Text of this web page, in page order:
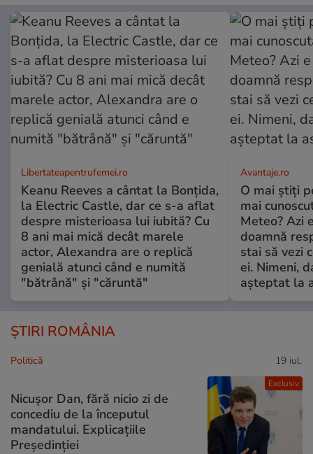
Libertateapentrufemei.ro
Keanu Reeves a cântat la Bonțida,
la Electric Castle, dar ce s-a aflat
despre misterioasa lui iubită? Cu
8 ani mai mică decât marele
actor, Alexandra are o replică
genială atunci când e numită
"bătrână" și "căruntă"
Avantaje.ro
O mai știți
mai
Meteo? Azi
doamnă
stai să vezi
ei. Nimeni,
așteptat la
ȘTIRI ROMÂNIA
Exclusiv
Politică 19 iul.
Nicușor Dan, fără nicio zi de
concediu de la începutul
mandatului. Explicațiile
Președinției